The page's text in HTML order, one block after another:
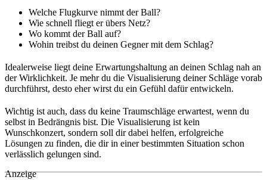
Welche Flugkurve nimmt der Ball?
Wie schnell fliegt er übers Netz?
Wo kommt der Ball auf?
Wohin treibst du deinen Gegner mit dem Schlag?
Idealerweise liegt deine Erwartungshaltung an deinen Schlag nah an
der Wirklichkeit. Je mehr du die Visualisierung deiner Schläge vorab
durchführst, desto eher wirst du ein Gefühl dafür entwickeln.
Wichtig ist auch, dass du keine Traumschläge erwartest, wenn du
selbst in Bedrängnis bist. Die Visualisierung ist kein
Wunschkonzert, sondern soll dir dabei helfen, erfolgreiche
Lösungen zu finden, die dir in einer bestimmten Situation schon
verlässlich gelungen sind.
Anzeige